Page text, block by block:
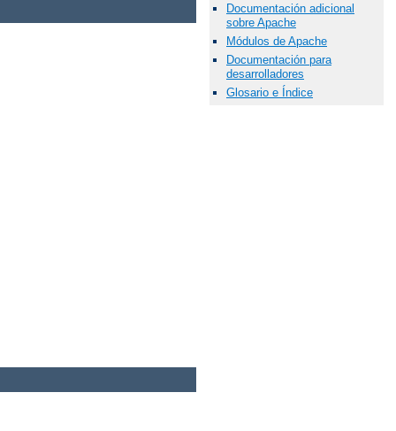
Documentación adicional
sobre Apache
Módulos de Apache
Documentación para
desarrolladores
Glosario e Índice